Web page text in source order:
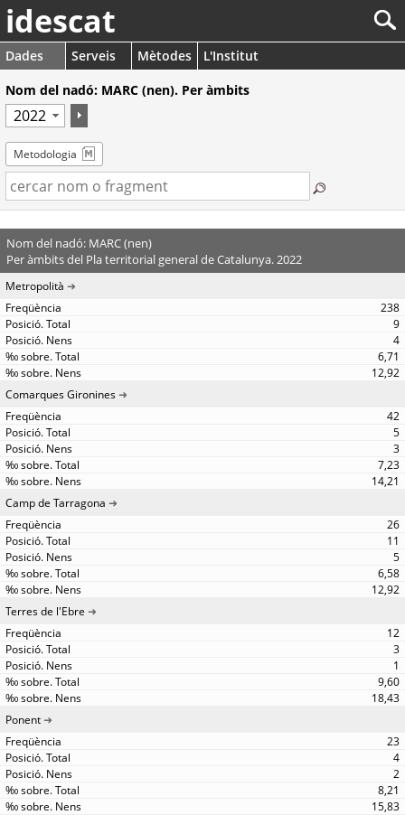
idescat
Dades Serveis Mètodes
L'Institut
Nom del nadó: MARC (nen). Per àmbits
Metodologia
Nom del nadó: MARC (nen)
Per àmbits del Pla territorial general de Catalunya. 2022
Metropolità
238
9
4
6,71
12,92
Comarques Gironines
42
5
3
7,23
14,21
Camp de Tarragona
26
11
5
6,58
12,92
Terres de l'Ebre
12
3
1
9,60
18,43
Ponent
23
4
2
8,21
15,83